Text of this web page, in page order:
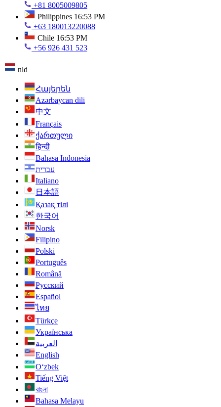
+81 8005009805
Philippines 16:53 PM
+63 180013220088
Chile 16:53 PM
+56 926 431 523
nld
Հայերեն
Azərbaycan dili
中文
Français
ქართული
हिन्दी
Bahasa Indonesia
עברית
Italiano
日本語
Қазақ тілі
한국어
Norsk
Filipino
Polski
Português
Română
Русский
Español
ไทย
Türkçe
Українська
العربية
English
O‘zbek
Tiếng Việt
বাংলা
Bahasa Melayu